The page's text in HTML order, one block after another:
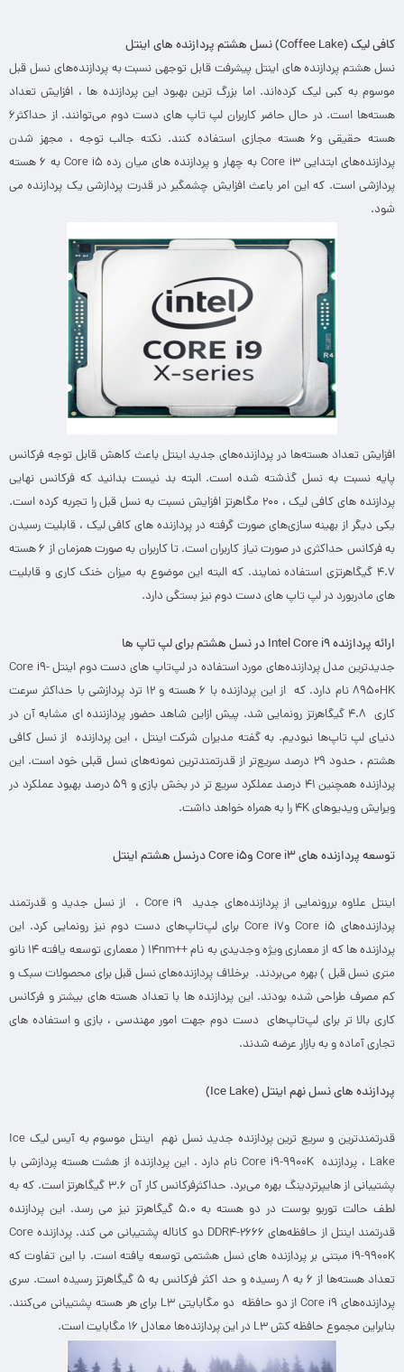
کافی لیک (Coffee Lake) نسل هشتم پردازنده های اینتل
نسل هشتم پردازنده های اینتل پیشرفت قابل توجهی نسبت به پردازنده‌های نسل قبل
موسوم به کبی‌ لیک کرده‌‌اند. اما بزرگ‌ ترین بهبود این پردازنده ‌ها ، افزایش تعداد
هسته‌‌ها است. در حال حاضر کاربران لپ تاپ های دست دوم می‌توانند. از حداکثر۶
هسته حقیقی و۶ هسته مجازی استفاده کنند. نکته‌‌ جالب توجه ، مجهز شدن
پردازنده‌های ابتدایی Core i3 به چهار و پردازنده‌ های میان‌ رده‌ Core i5 به ۶ هسته‌
پردازشی است. که این امر باعث افزایش چشمگیر در قدرت پردازشی یک پردازنده می
شود.
افزایش تعداد هسته‌ها در پردازنده‌های جدید اینتل باعث کاهش قابل توجه فرکانس
پایه‌ نسبت به نسل گذشته‌ شده است. البته بد نیست بدانید که فرکانس نهایی
پردازنده‌ های کافی‌ لیک ، ۲۰۰ مگاهرتز افزایش نسبت به نسل قبل را تجربه کرده است.
یکی دیگر از بهینه ‌سازی‌های صورت‌ گرفته در پردازنده های کافی لیک ، قابلیت رسیدن
به فرکانس حداکثری در صورت نیاز کاربران است. تا کاربران به ‌صورت همزمان از ۶ هسته‌
۴.۷ گیگاهرتزی استفاده نمایند. که البته این موضوع به میزان خنک‌ کاری و قابلیت‌
های مادربورد در لپ تاپ های دست دوم نیز بستگی دارد.
ارائه پردازندهIntel Core i9در نسل هشتم برای لپ تاپ ها
جدیدترین مدل پردازنده‌های مورد استفاده در لپ‌تاپ های دست دوم اینتل Core i9-
8950HK نام دارد. که از این پردازنده با ۶ هسته‌ و ۱۲ ترد پردازشی با حداکثر سرعت
کاری ۴.۸ گیگاهرتز رونمایی شد. پیش ازاین شاهد حضور پردازننده ای مشابه آن در
دنیای لپ‌ تاپ‌ها نبودیم. به گفته ‌مدیران شرکت اینتل ، این پردازنده‌ از نسل کافی
هشتم ، حدود ۲۹ درصد سریع‌تر از قدرتمندترین نمونه‌های نسل قبلی خود است. این
پردازنده‌ همچنین ۴۱ درصد عملکرد سریع ‌تر در بخش بازی و ۵۹ درصد بهبود عملکرد در
ویرایش ویدیو‌های ۴K را به همراه خواهد داشت.
توسعه پردازنده هایCore i3وCore i5درنسل هشتم اینتل
اینتل علاوه بررونمایی از پردازنده‌های جدید Core i9 ، از نسل جدید و قدرتمند
پردازنده‌‌های Core i5 وCore i7 برای لپ‌تاپ‌های دست دوم نیز رونمایی کرد. این
پردازنده ها که از معماری ویژه وجدیدی به نام ++۱۴nm ( معماری توسعه یافته ۱۴ نانو
متری نسل قبل ) بهره می‌بردند. برخلاف پردازنده‌های نسل قبل برای محصولات سبک و
کم‌‌ مصرف طراحی شده‌ بودند. این پردازنده ها با تعداد هسته‌ های بیشتر و فرکانس
کاری بالا تر برای لپ‌تاپ‌های دست دوم جهت امور مهندسی ، بازی و استفاده های
تجاری آماده و به بازار عرضه شدند.
پردازنده های نسل نهم اینتل (Ice Lake
)
قدرتمندترین و سریع ‌ترین پردازنده‌ جدید نسل نهم اینتل موسوم به آیس لیک Ice
Lake ، پردازنده Core i9-9900K نام دارد . این پردازنده از هشت هسته‌ پردازشی با
پشتیبانی از هایپرتردینگ بهره می‌برد. حداکثرفرکانس کار آن ۳.۶ گیگاهرتز است. که به‌
لطف حالت توربو بوست در دو هسته به ۵.۰ گیگاهرتز نیز می ‌رسد. این پردازنده‌
قدرتمند اینتل از حافظه‌های DDR4-2666 دو کاناله پشتیبانی می‌ کند. پردازنده‌ Core
i9-9900K مبتنی بر پردازنده‌ های نسل هشتمی توسعه یافته است. با این تفاوت که
تعداد هسته‌ها از ۶ به ۸ رسیده و حد اکثر فرکانس به ۵ گیگاهرتز رسیده است. سری
پردازنده‌های Core i9 از دو حافظه‌ دو مگابایتی L3 برای هر هسته پشتیبانی می‌کنند.
بنابراین مجموع حافظه‌ کش L3‌ در این پردازنده‌ها معادل ۱۶ مگابایت است.